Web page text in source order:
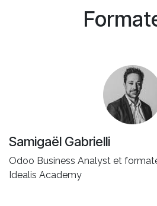
Samigaël Gabrielli
Odoo Business Analyst et
Idealis Academy